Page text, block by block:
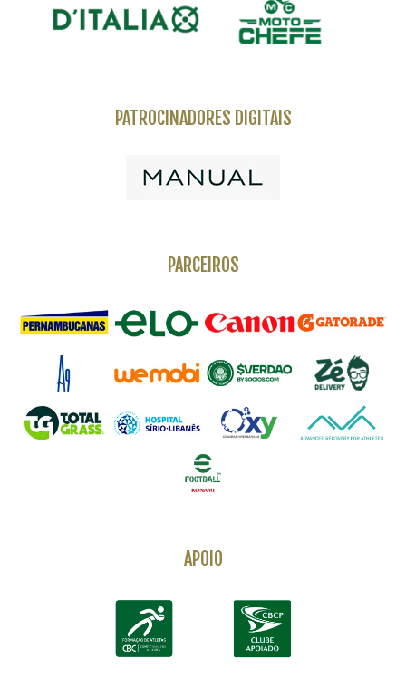
PATROCINADORES DIGITAIS
PARCEIROS
APOIO